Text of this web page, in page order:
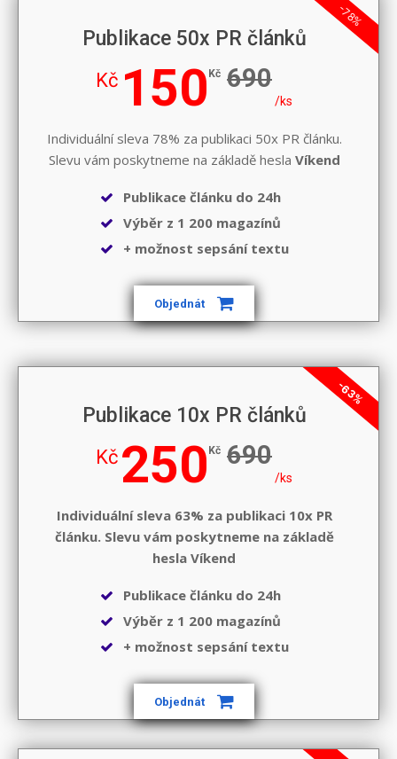
-78%
Publikace 50x PR článků
Kč 150 Kč 690
/ks
Individuální sleva 78% za publikaci 50x PR článku.
Slevu vám poskytneme na základě hesla Víkend
Publikace článku do 24h
Výběr z 1 200 magazínů
+ možnost sepsání textu
Objednát
-63%
Publikace 10x PR článků
Kč 250 Kč 690
/ks
Individuální sleva 63% za publikaci 10x PR
článku. Slevu vám poskytneme na základě
hesla Víkend
Publikace článku do 24h
Výběr z 1 200 magazínů
+ možnost sepsání textu
Objednát